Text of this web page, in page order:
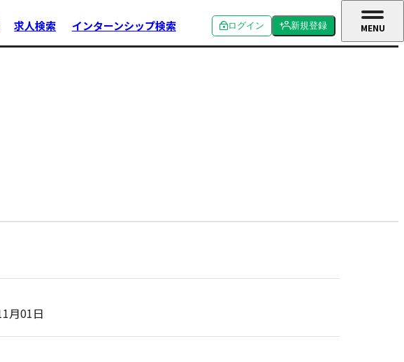
求人検索 インターンシップ検索 ログイン 新規登録
月01日
MENU